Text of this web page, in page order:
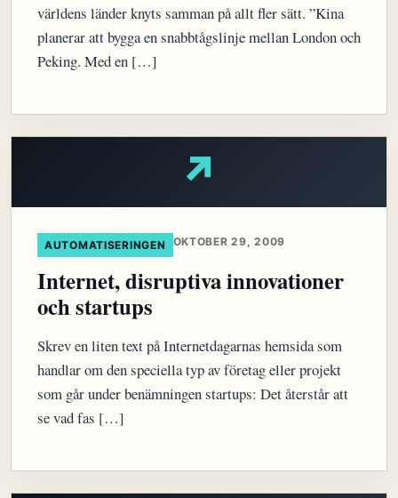
världens länder knyts samman på allt fler sätt. ”Kina
planerar att bygga en snabbtågslinje mellan London och
Peking. Med en […]
↗
AUTOMATISERINGEN OKTOBER 29, 2009
Internet, disruptiva innovationer
och startups
Skrev en liten text på Internetdagarnas hemsida som
handlar om den speciella typ av företag eller projekt
som går under benämningen startups: Det återstår att
se vad fas […]